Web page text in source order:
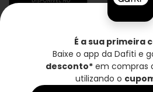
Frete grátis* Troca grátis
É a sua primeira
Baixe o app da Dafiti e
desconto*em compras
utilizando o